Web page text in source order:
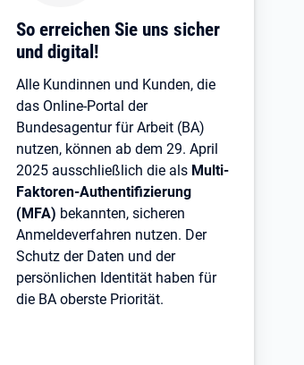
So erreichen Sie uns sicher
und digital!
Alle Kundinnen und Kunden, die
das Online-Portal der
Bundesagentur für Arbeit (BA)
nutzen, können ab dem 29. April
2025 ausschließlich die als Multi-
Faktoren-Authentifizierung
(MFA) bekannten, sicheren
Anmeldeverfahren nutzen. Der
Schutz der Daten und der
persönlichen Identität haben für
die BA oberste Priorität.